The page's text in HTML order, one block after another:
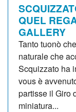
QUEL
GALLERY
Tanto tuonò
naturale che
Scquizzato ha
vous è
partisse il Giro
miniatura...